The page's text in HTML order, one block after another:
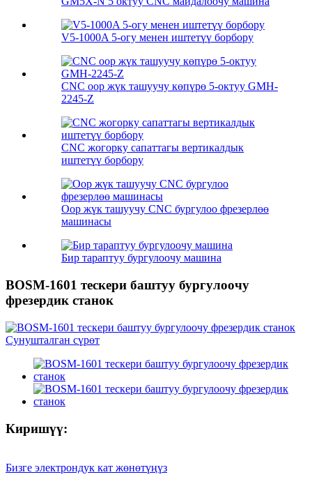
V5-1000A 5-огу менен иштетүү борбору
CNC оор жүк ташуучу көпүрө 5-октуу GMH-
2245-Z
CNC жогорку сапаттагы вертикалдык
иштетүү борбору
Оор жүк ташуучу CNC бургулоо фрезерлөө
машинасы
Бир тараптуу бургулоочу машина
BOSM-1601 тескери баштуу бургулоочу
фрезердик станок
Киришүү:
Бизге электрондук кат жөнөтүңүз